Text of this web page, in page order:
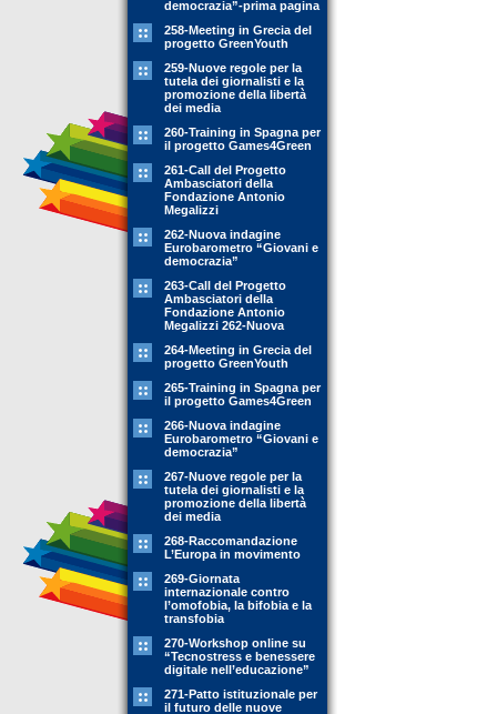
democrazia”-prima pagina
258-Meeting in Grecia del
progetto GreenYouth
259-Nuove regole per la
tutela dei giornalisti e la
promozione della libertà
dei media
260-Training in Spagna per
il progetto Games4Green
261-Call del Progetto
Ambasciatori della
Fondazione Antonio
Megalizzi
262-Nuova indagine
Eurobarometro “Giovani e
democrazia”
263-Call del Progetto
Ambasciatori della
Fondazione Antonio
Megalizzi 262-Nuova
264-Meeting in Grecia del
progetto GreenYouth
265-Training in Spagna per
il progetto Games4Green
266-Nuova indagine
Eurobarometro “Giovani e
democrazia”
267-Nuove regole per la
tutela dei giornalisti e la
promozione della libertà
dei media
268-Raccomandazione
L’Europa in movimento
269-Giornata
internazionale contro
l’omofobia, la bifobia e la
transfobia
270-Workshop online su
“Tecnostress e benessere
digitale nell’educazione”
271-Patto istituzionale per
il futuro delle nuove